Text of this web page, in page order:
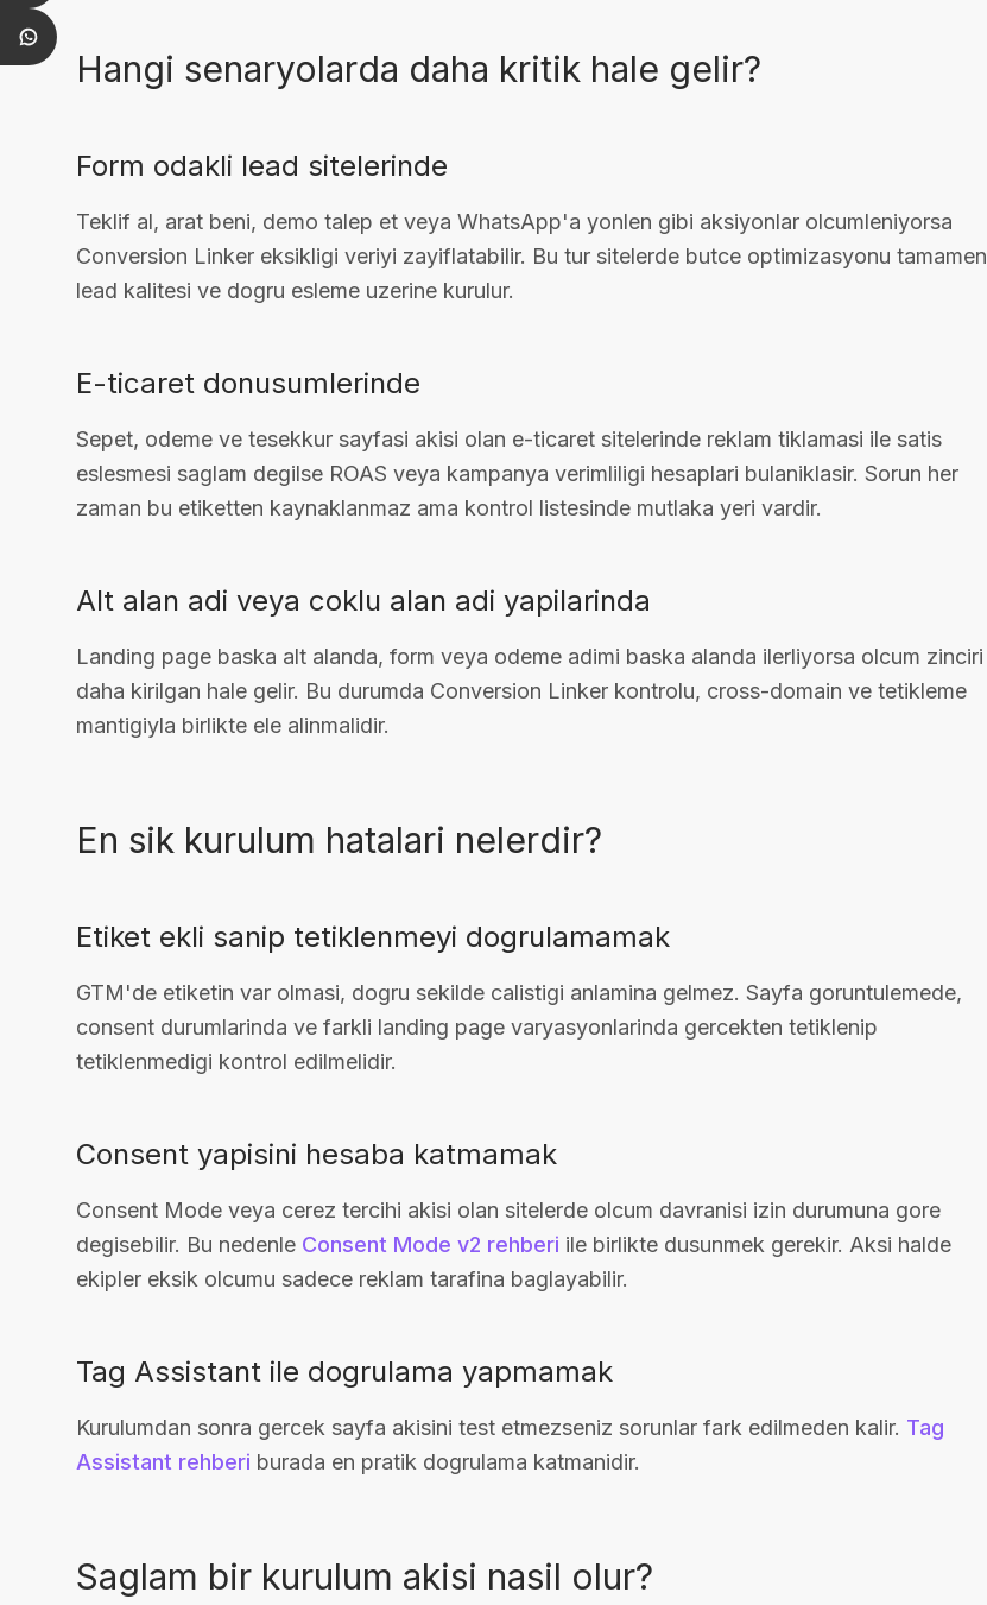
Hangi senaryolarda daha kritik hale gelir?
Form odakli lead sitelerinde
Teklif al, arat beni, demo talep et veya WhatsApp'a yonlen gibi aksiyonlar olcumleniyorsa
Conversion Linker eksikligi veriyi zayiflatabilir. Bu tur sitelerde butce optimizasyonu tamamen
lead kalitesi ve dogru esleme uzerine kurulur.
E-ticaret donusumlerinde
Sepet, odeme ve tesekkur sayfasi akisi olan e-ticaret sitelerinde reklam tiklamasi ile satis
eslesmesi saglam degilse ROAS veya kampanya verimliligi hesaplari bulaniklasir. Sorun her
zaman bu etiketten kaynaklanmaz ama kontrol listesinde mutlaka yeri vardir.
Alt alan adi veya coklu alan adi yapilarinda
Landing page baska alt alanda, form veya odeme adimi baska alanda ilerliyorsa olcum zinciri
daha kirilgan hale gelir. Bu durumda Conversion Linker kontrolu, cross-domain ve tetikleme
mantigiyla birlikte ele alinmalidir.
En sik kurulum hatalari nelerdir?
Etiket ekli sanip tetiklenmeyi dogrulamamak
GTM'de etiketin var olmasi, dogru sekilde calistigi anlamina gelmez. Sayfa goruntulemede,
consent durumlarinda ve farkli landing page varyasyonlarinda gercekten tetiklenip
tetiklenmedigi kontrol edilmelidir.
Consent yapisini hesaba katmamak
Consent Mode veya cerez tercihi akisi olan sitelerde olcum davranisi izin durumuna gore
degisebilir. Bu nedenle Consent Mode v2 rehberi ile birlikte dusunmek gerekir. Aksi halde
ekipler eksik olcumu sadece reklam tarafina baglayabilir.
Tag Assistant ile dogrulama yapmamak
Kurulumdan sonra gercek sayfa akisini test etmezseniz sorunlar fark edilmeden kalir. Tag
Assistant rehberi burada en pratik dogrulama katmanidir.
Saglam bir kurulum akisi nasil olur?